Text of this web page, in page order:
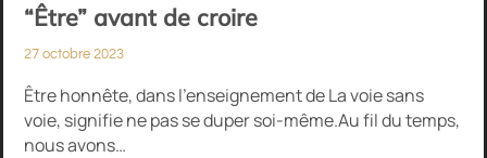
“Être” avant de croire
27 octobre 2023
Être honnête, dans l’enseignement de La voie sans
voie, signifie ne pas se duper soi-même.Au fil du temps,
nous avons…